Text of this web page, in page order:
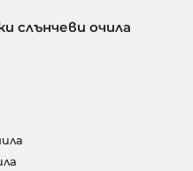
слънчеви очила